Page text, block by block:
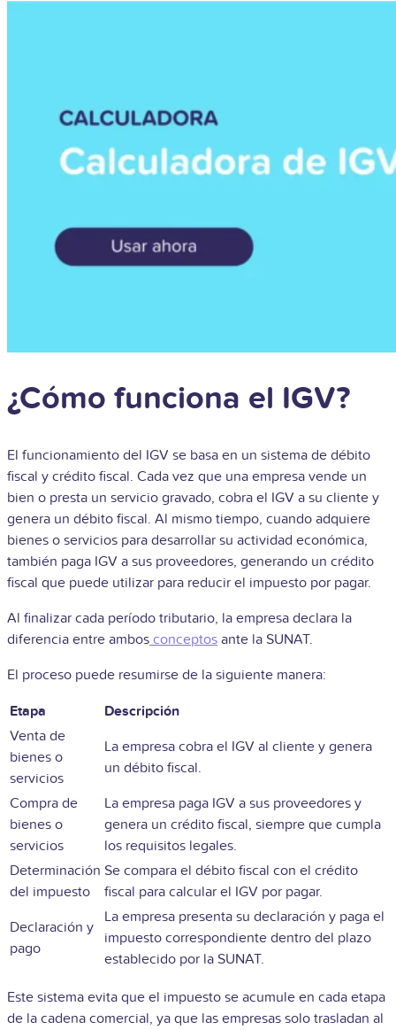
¿Cómo funciona el IGV?
El funcionamiento del IGV se basa en un sistema de débito
fiscal y crédito fiscal. Cada vez que una empresa vende un
bien o presta un servicio gravado, cobra el IGV a su cliente y
genera un débito fiscal. Al mismo tiempo, cuando adquiere
bienes o servicios para desarrollar su actividad económica,
también paga IGV a sus proveedores, generando un crédito
fiscal que puede utilizar para reducir el impuesto por pagar.
Al finalizar cada período tributario, la empresa declara la
diferencia entre ambos conceptos ante la SUNAT.
El proceso puede resumirse de la siguiente manera:
Etapa
Descripción
Venta de
bienes o
servicios
La empresa cobra el IGV al cliente y genera
un débito fiscal.
Compra de
bienes o
servicios
La empresa paga IGV a sus proveedores y
genera un crédito fiscal, siempre que cumpla
los requisitos legales.
Determinación
del impuesto
Se compara el débito fiscal con el crédito
fiscal para calcular el IGV por pagar.
Declaración y
pago
La empresa presenta su declaración y paga el
impuesto correspondiente dentro del plazo
establecido por la SUNAT.
Este sistema evita que el impuesto se acumule en cada etapa
de la cadena comercial, ya que las empresas solo trasladan al